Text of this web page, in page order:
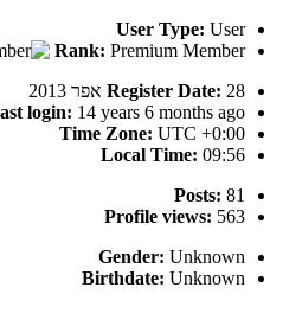
User Type: User
Rank: Premium Member
Register Date: 28 אפר 2013
login: 14 years 6 months ago
Time Zone: UTC +0:00
Local Time: 09:56
Posts: 81
Profile views: 563
Gender: Unknown
Birthdate: Unknown